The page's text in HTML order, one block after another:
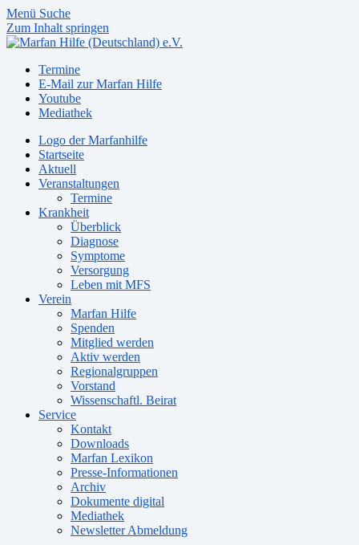
Menü Suche
Zum Inhalt springen
Termine
E-Mail zur Marfan Hilfe
Youtube
Mediathek
Logo der Marfanhilfe
Startseite
Aktuell
Veranstaltungen
Termine
Krankheit
Überblick
Diagnose
Symptome
Versorgung
Leben mit MFS
Verein
Marfan Hilfe
Spenden
Mitglied werden
Aktiv werden
Regionalgruppen
Vorstand
Wissenschaftl. Beirat
Service
Kontakt
Downloads
Marfan Lexikon
Presse-Informationen
Archiv
Dokumente digital
Mediathek
Newsletter Abmeldung